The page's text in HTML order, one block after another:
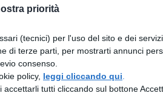
priorità
(tecnici) per l'uso del sito e dei
di terze parti, per mostrarti annunci
consenso.
policy, leggi cliccando qui
tutti cliccando sul bottone
continuo ed affettuoso;
un innamorato disperato
del suo